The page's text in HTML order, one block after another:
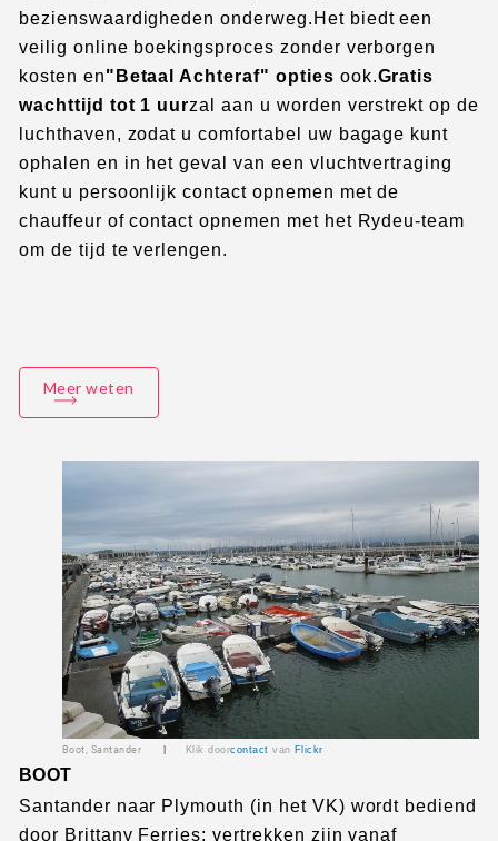
bezienswaardigheden onderweg. Het biedt een
veilig online boekingsproces zonder verborgen
kosten en"Betaal Achteraf" opties ook.Gratis
wachttijd tot 1 uurzal aan u worden verstrekt op de
luchthaven, zodat u comfortabel uw bagage kunt
ophalen en in het geval van een vluchtvertraging
kunt u persoonlijk contact opnemen met de
chauffeur of contact opnemen met het Rydeu-team
om de tijd te verlengen.
Meer weten
Boot, Santander Klik doorcontact van Flickr
BOOT
Santander naar Plymouth (in het VK) wordt bediend
door Brittany Ferries; vertrekken zijn vanaf